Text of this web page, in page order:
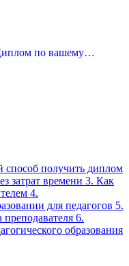
по вашему…
способ получить диплом
затрат времени 3. Как
4.
для педагогов 5.
6.
образования